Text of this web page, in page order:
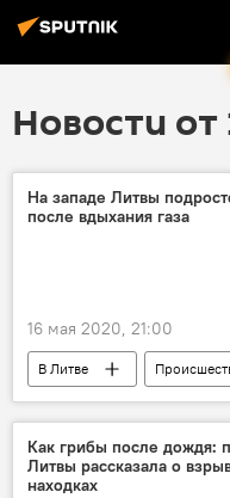
Новости от
На западе Литвы
после вдыхания газа
16 мая 2020, 21:00
В Литве
ЧП
Как грибы после дождя:
Литвы рассказала о
находках